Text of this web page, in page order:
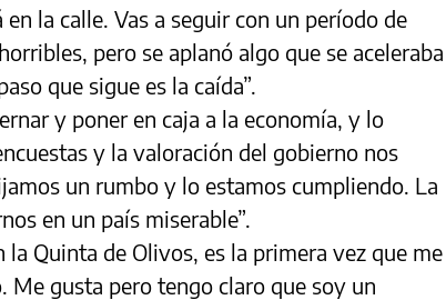
la calle. Vas a seguir con un período de
pero se aplanó algo que se aceleraba
que sigue es la caída”.
y poner en caja a la economía, y lo
y la valoración del gobierno nos
un rumbo y lo estamos cumpliendo. La
en un país miserable”.
la Quinta de Olivos, es la primera vez que me
Me gusta pero tengo claro que soy un